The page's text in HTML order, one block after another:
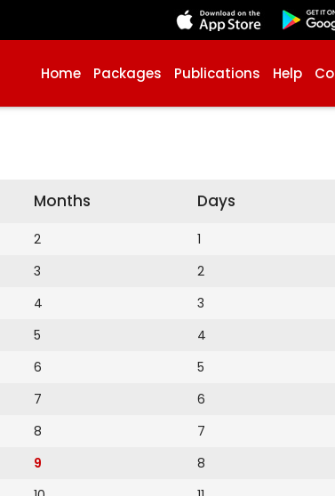
Home Packages Publications Help
Months
2
3
4
5
6
7
8
9
Days
1
2
3
4
5
6
7
8